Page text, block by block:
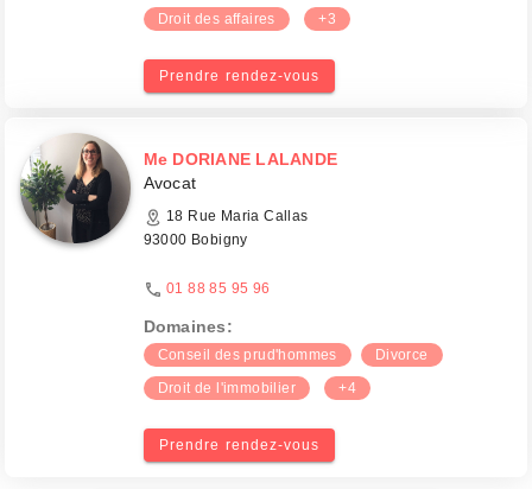
Droit des affaires
+3
Prendre rendez-vous
Me DORIANE LALANDE
Avocat
18 Rue Maria Callas
93000 Bobigny
01 88 85 95 96
Domaines:
Conseil des prud'hommes
Divorce
Droit de l'immobilier
+4
Prendre rendez-vous